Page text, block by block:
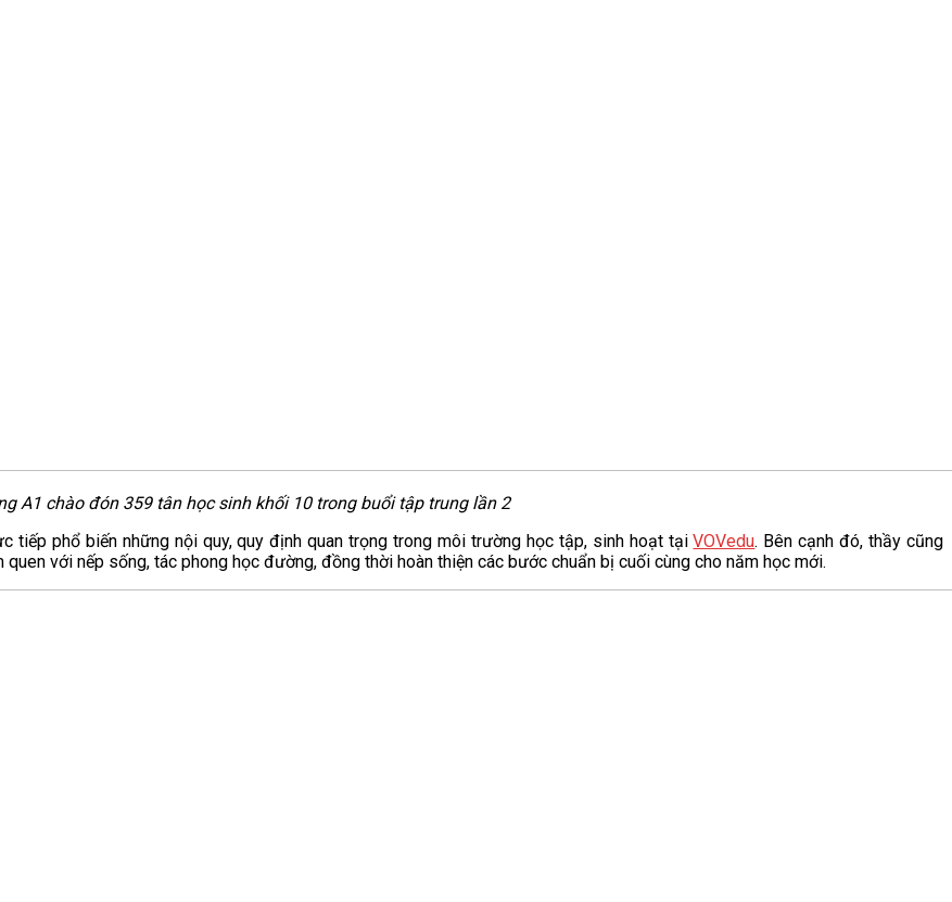
A1 chào đón 359 tân học sinh khối 10 trong buổi tập trung lần 2
tiếp phổ biến những nội quy, quy định quan trọng trong môi trường học tập, sinh hoạt tạiVOVedu. Bên cạnh đó, thầy cũng
với nếp sống, tác phong học đường, đồng thời hoàn thiện các bước chuẩn bị cuối cùng cho năm học mới.